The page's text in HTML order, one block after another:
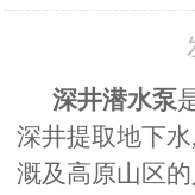
深井潜水泵
深井提取地下
溉及高原山区